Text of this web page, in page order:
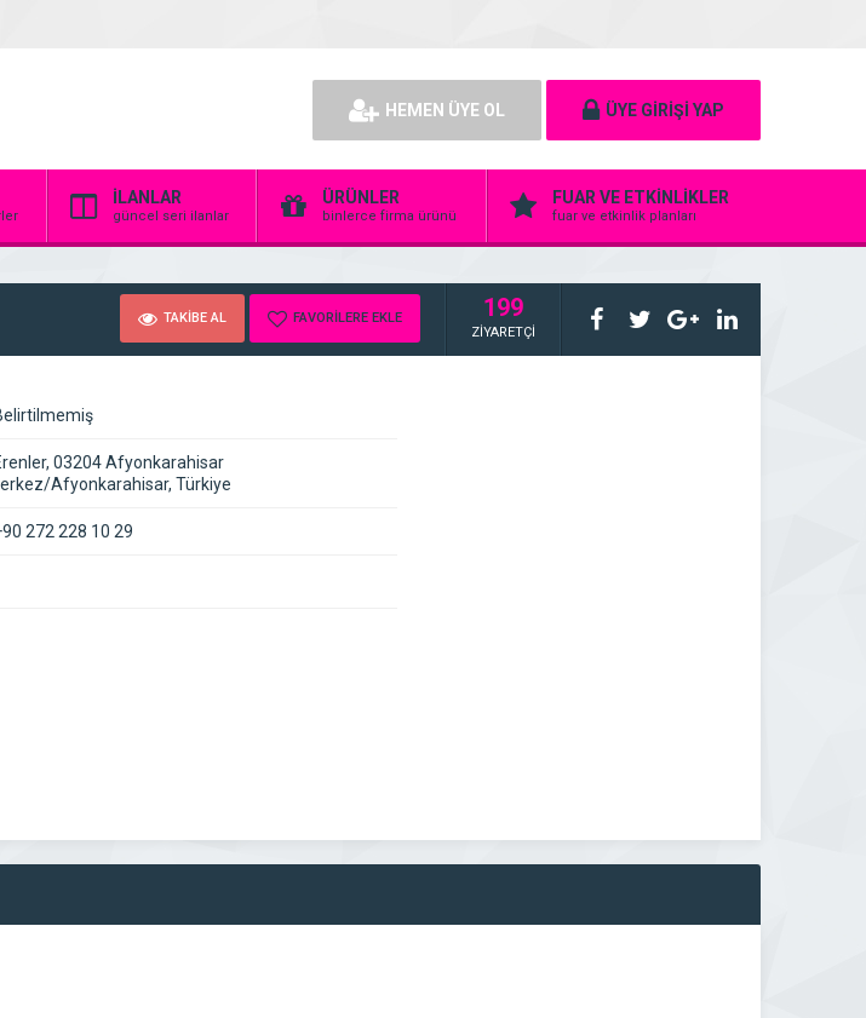
HEMEN ÜYE OL ÜYE GİRİŞİ YAP
İLANLAR
güncel seri ilanlar
ÜRÜNLER
binlerce firma ürünü
FUAR VE ETKİNLİKLER
fuar ve etkinlik planları
TAKİBE AL FAVORİLERE EKLE 199
ZİYARETÇİ
03204 Afyonkarahisar
Afyonkarahisar, Türkiye
272 228 10 29